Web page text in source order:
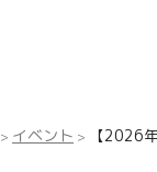
> イベント >
【2026